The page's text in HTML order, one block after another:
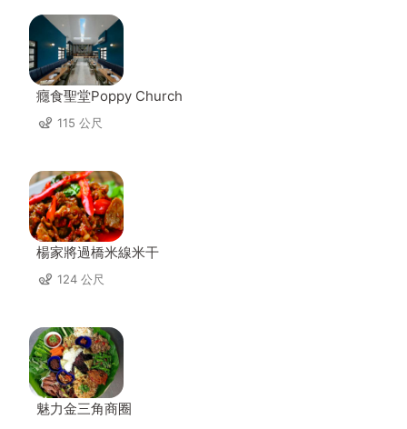
癮食聖堂Poppy Church
115 公尺
楊家將過橋米線米干
124 公尺
魅力金三角商圈